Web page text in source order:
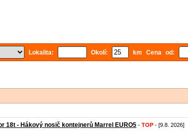
Lokalita: Okolí: km Cena od:
18t - Hákový nosič kontejnerů Marrel EURO5 - TOP - [9.8. 2026]